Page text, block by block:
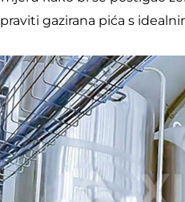
gazirana pića s